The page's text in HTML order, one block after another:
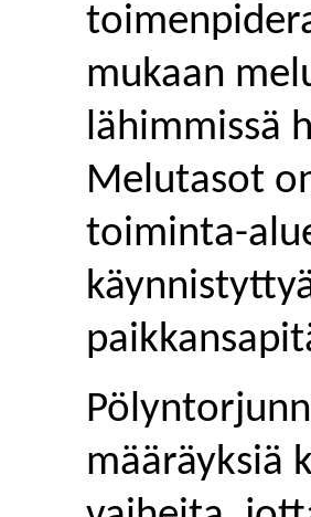
mukaan
lähimmissä
Melutasot o
toiminta-
määräyksiä